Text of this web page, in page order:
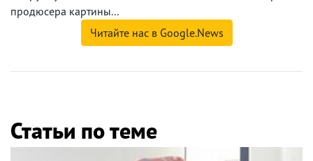
продюсера картины...
Читайте нас в Google.News
Статьи по теме